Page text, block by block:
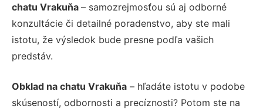
chatu Vrakuňa – samozrejmosťou sú aj odborné
konzultácie či detailné poradenstvo, aby ste mali
istotu, že výsledok bude presne podľa vašich
predstáv.
Obklad na chatu Vrakuňa – hľadáte istotu v podobe
skúseností, odbornosti a precíznosti? Potom ste na